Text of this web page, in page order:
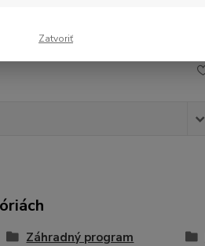
Záhradný program
Zatvoriť